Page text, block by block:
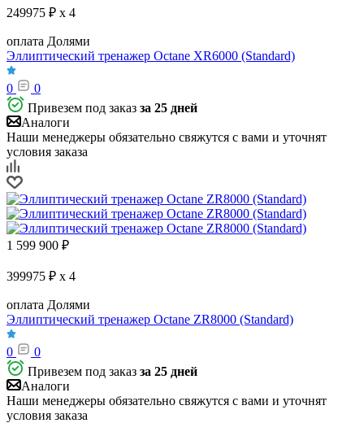
249975 ₽ x 4
оплата Долями
Эллиптический тренажер Octane XR6000 (Standard)
0
0
Привезем под заказ за 25 дней
Аналоги
Наши менеджеры обязательно свяжутся с вами и уточнят
условия заказа
1 599 900 ₽
399975 ₽ x 4
оплата Долями
Эллиптический тренажер Octane ZR8000 (Standard)
0
0
Привезем под заказ за 25 дней
Аналоги
Наши менеджеры обязательно свяжутся с вами и уточнят
условия заказа